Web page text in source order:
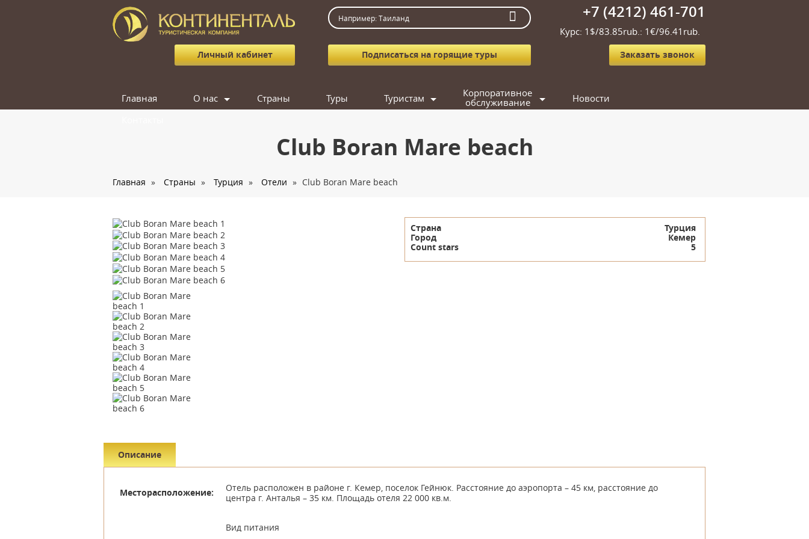
Личный кабинет Подписаться на горящие туры
+7 (4212) 461-701
Курс: 1$/83.85rub.: 1€/96.41rub.
Заказать звонок
Главная
О нас
Страны Туры
Туристам
Вопрос-ответ
Подарочные сертификаты
Подобрать тур
Поиск попутчика
Корпоративное
обслуживание
Новости
Club Boran Mare beach
Главная » Страны » Турция » Отели » Club Boran Mare beach
Страна
Турция
Город
Кемер
Count stars
5
Описание
Месторасположение:
Отель расположен в районе г. Кемер, поселок Гейнюк. Расстояние до аэропорта – 45 км, расстояние до
центра г. Анталья – 35 км. Площадь отеля 22 000 кв.м.
Вид питания